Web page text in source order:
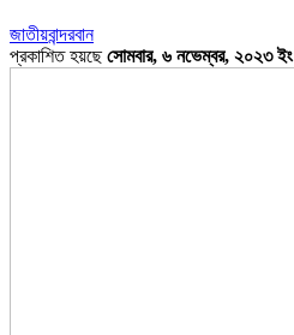
জাতীয়বান্দরবান
প্রকাশিত হয়ছেসোমবার, ৬ নভেম্বর, ২০২৩ ইং